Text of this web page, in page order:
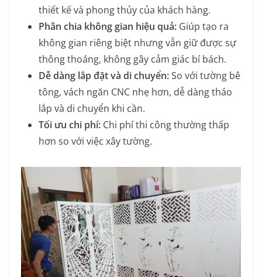
thiết kế và phong thủy của khách hàng.
Phân chia không gian hiệu quả: Giúp tạo ra
không gian riêng biệt nhưng vẫn giữ được sự
thông thoáng, không gây cảm giác bí bách.
Dễ dàng lắp đặt và di chuyển:So với tường bê
tông, vách ngăn CNC nhẹ hơn, dễ dàng tháo
lắp và di chuyển khi cần.
Tối ưu chi phí: Chi phí thi công thường thấp
hơn so với việc xây tường.